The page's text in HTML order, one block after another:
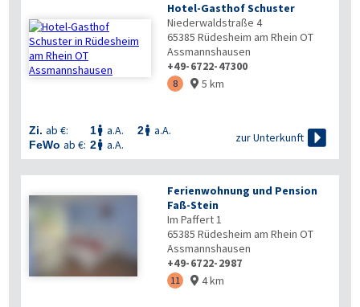
Hotel-Gasthof Schuster
Niederwaldstraße 4
65385 Rüdesheim am Rhein OT
Assmannshausen
+49-6722-47300
8  5 km
Zi. ab €: 1 a.A. 2 a.A.
FeWo ab €: 2 a.A.
zur Unterkunft 
Ferienwohnung und Pension
Faß-Stein
Im Paffert 1
65385 Rüdesheim am Rhein OT
Assmannshausen
+49-6722-2987
11  4 km